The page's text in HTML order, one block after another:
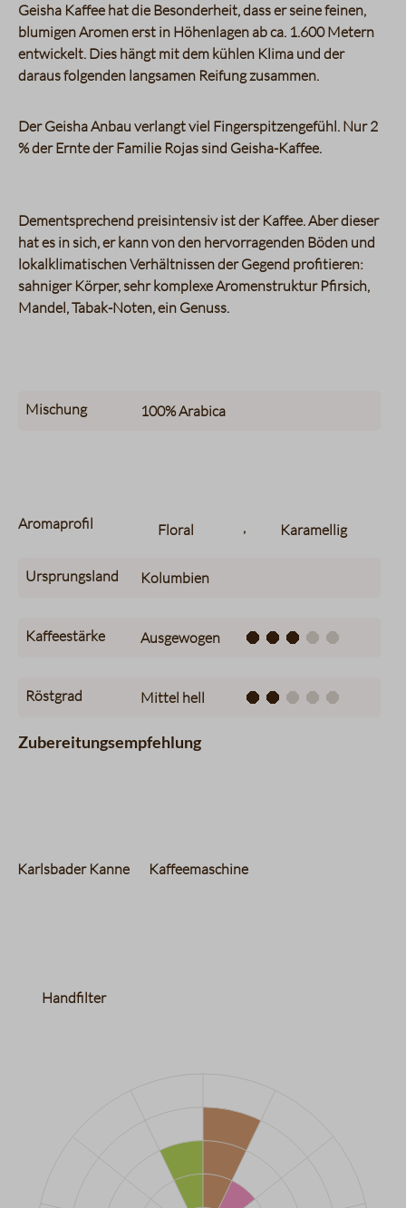
Geisha Kaffee hat die Besonderheit, dass er seine feinen,
blumigen Aromen erst in Höhenlagen ab ca. 1.600 Metern
entwickelt. Dies hängt mit dem kühlen Klima und der
daraus folgenden langsamen Reifung zusammen.
Der Geisha Anbau verlangt viel Fingerspitzengefühl. Nur 2
% der Ernte der Familie Rojas sind Geisha-Kaffee.
Dementsprechend preisintensiv ist der Kaffee. Aber dieser
hat es in sich, er kann von den hervorragenden Böden und
lokalklimatischen Verhältnissen der Gegend profitieren:
sahniger Körper, sehr komplexe Aromenstruktur Pfirsich,
Mandel, Tabak-Noten, ein Genuss.
Mischung 100%Arabica
Aromaprofil Floral , Karamellig
Ursprungsland Kolumbien
Kaffeestärke Ausgewogen
Röstgrad Mittel hell
Zubereitungsempfehlung
Karlsbader Kanne Kaffeemaschine
Handfilter